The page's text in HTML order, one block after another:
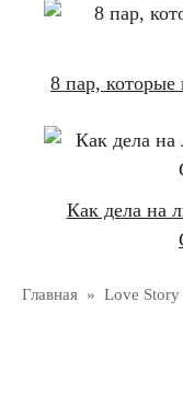
8 пар, которые
Как дела на
Главная » Love Story